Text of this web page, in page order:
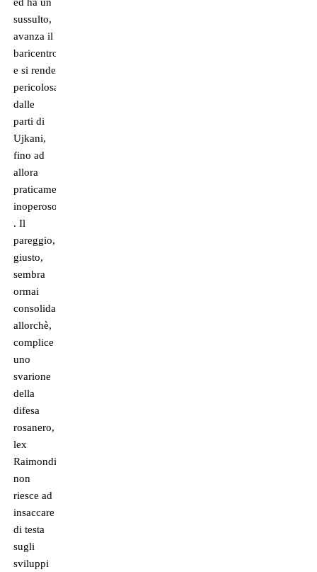
ed ha un
sussulto,
avanza il
baricentro
e si rende
pericolosa
dalle
parti di
Ujkani,
fino ad
allora
praticamente
inoperoso.
. Il
pareggio,
giusto,
sembra
ormai
consolidato,
allorchè,
complice
uno
svarione
della
difesa
rosanero,
lex
Raimondi
non
riesce ad
insaccare
di testa
sugli
sviluppi